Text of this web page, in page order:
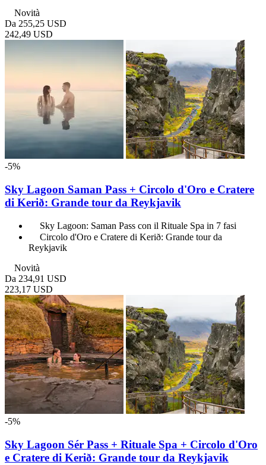
Novità
Da 255,25 USD
242,49 USD
-5%
Sky Lagoon Saman Pass + Circolo d'Oro e Cratere
di Kerið: Grande tour da Reykjavik
Sky Lagoon: Saman Pass con il Rituale Spa in 7 fasi
Circolo d'Oro e Cratere di Kerið: Grande tour da
Reykjavik
Novità
Da 234,91 USD
223,17 USD
-5%
Sky Lagoon Sér Pass + Rituale Spa + Circolo d'Oro
e Cratere di Kerið: Grande tour da Reykjavik